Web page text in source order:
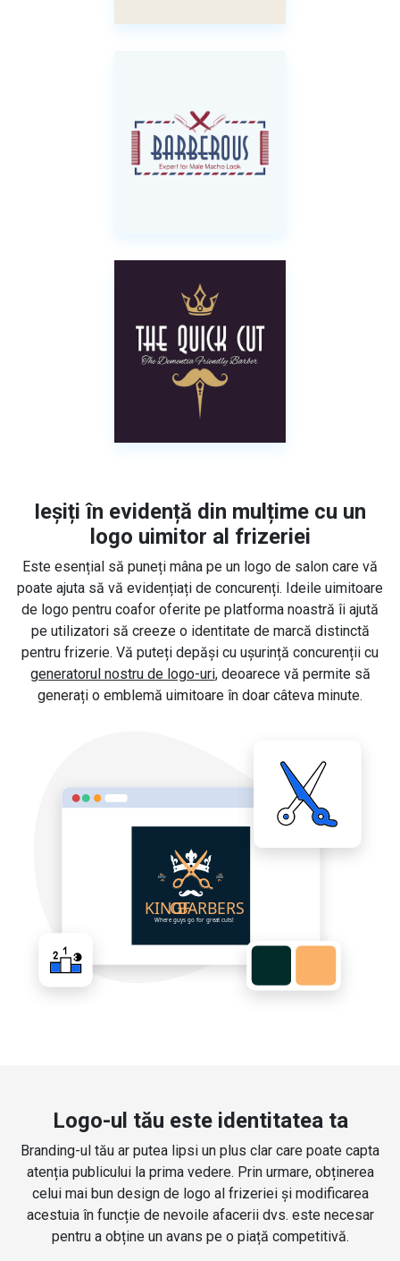
Ieșiți în evidență din mulțime cu un
logo uimitor al frizeriei
Este esențial să puneți mâna pe un logo de salon care vă
poate ajuta să vă evidențiați de concurenți. Ideile uimitoare
de logo pentru coafor oferite pe platforma noastră îi ajută
pe utilizatori să creeze o identitate de marcă distinctă
pentru frizerie. Vă puteți depăși cu ușurință concurenții cu
generatorul nostru de logo-uri, deoarece vă permite să
generați o emblemă uimitoare în doar câteva minute.
Logo-ul tău este identitatea ta
Branding-ul tău ar putea lipsi un plus clar care poate capta
atenția publicului la prima vedere. Prin urmare, obținerea
celui mai bun design de logo al frizeriei și modificarea
acestuia în funcție de nevoile afacerii dvs. este necesar
pentru a obține un avans pe o piață competitivă.